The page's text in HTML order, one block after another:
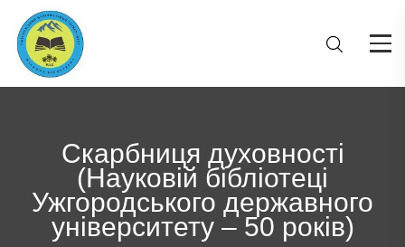
Скарбниця духовності
(Науковій бібліотеці
Ужгородського державного
університету – 50 років)